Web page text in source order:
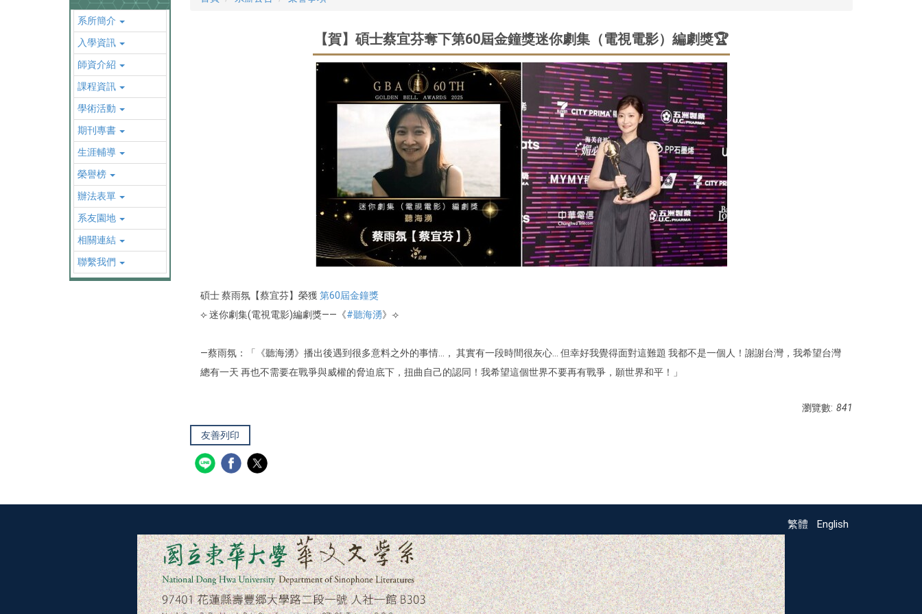
系所簡介
入學資訊
師資介紹
課程資訊
學術活動
期刊專書
生涯輔導
榮譽榜
辦法表單
系友園地
相關連結
聯繫我們
【賀】碩士蔡宜芬奪下第60屆金鐘獎迷你劇集（電視電影）編劇獎🏆
碩士 蔡雨氛【蔡宜芬】榮獲 第60屆金鐘獎
⟣ 迷你劇集(電視電影)編劇獎——《#聽海湧》⟢
—蔡雨氛：「《聽海湧》播出後遇到很多意料之外的事情…， 其實有一段時間很灰心… 但幸好我覺得面對這難題 我都不是一個人！謝謝台灣，我希望台灣
總有一天 再也不需要在戰爭與威權的脅迫底下，扭曲自己的認同！我希望這個世界不要再有戰爭，願世界和平！」
瀏覽數: 841
友善列印
繁體 English